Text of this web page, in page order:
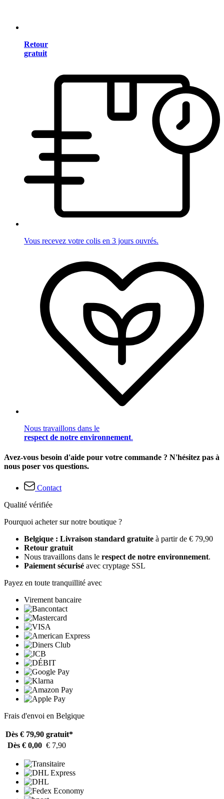
Retour
gratuit
Vous recevez votre colis en 3 jours ouvrés.
Nous travaillons dans le
respect de notre environnement.
Avez-vous besoin d'aide pour votre commande ? N'hésitez pas à
nous poser vos questions.
Contact
Qualité vérifiée
Pourquoi acheter sur notre boutique ?
Belgique : Livraison standard gratuite à partir de € 79,90
Retour gratuit
Nous travaillons dans le respect de notre environnement.
Paiement sécurisé avec cryptage SSL
Payez en toute tranquillité avec
Virement bancaire
Frais d'envoi en Belgique
Dès € 79,90 gratuit*
Dès € 0,00 € 7,90